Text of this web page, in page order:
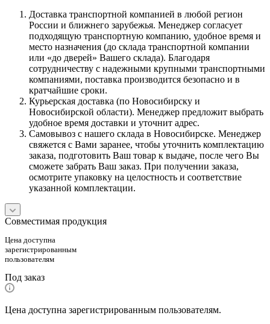
Доставка транспортной компанией в любой регион
России и ближнего зарубежья. Менеджер согласует
подходящую транспортную компанию, удобное время и
место назначения (до склада транспортной компании
или «до дверей» Вашего склада). Благодаря
сотрудничеству с надежными крупными транспортными
компаниями, поставка производится безопасно и в
кратчайшие сроки.
Курьерская доставка (по Новосибирску и
Новосибирской области). Менеджер предложит выбрать
удобное время доставки и уточнит адрес.
Самовывоз с нашего склада в Новосибирске. Менеджер
свяжется с Вами заранее, чтобы уточнить комплектацию
заказа, подготовить Ваш товар к выдаче, после чего Вы
сможете забрать Ваш заказ. При получении заказа,
осмотрите упаковку на целостность и соответствие
указанной комплектации.
Совместимая продукция
Цена доступна
зарегистрированным
пользователям
Под заказ
Цена доступна зарегистрированным пользователям.